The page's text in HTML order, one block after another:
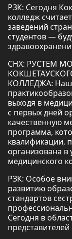
РЗК: Сегодня
колледж
заведений
студентов —
СНХ: РУСТЕМ
КОЛЛЕДЖА:
выходя в
с первых дней
качественную
программа,
квалификации,
организована в
медицинского
РЗК: Особое
развитию
стандартов
Сегодня в